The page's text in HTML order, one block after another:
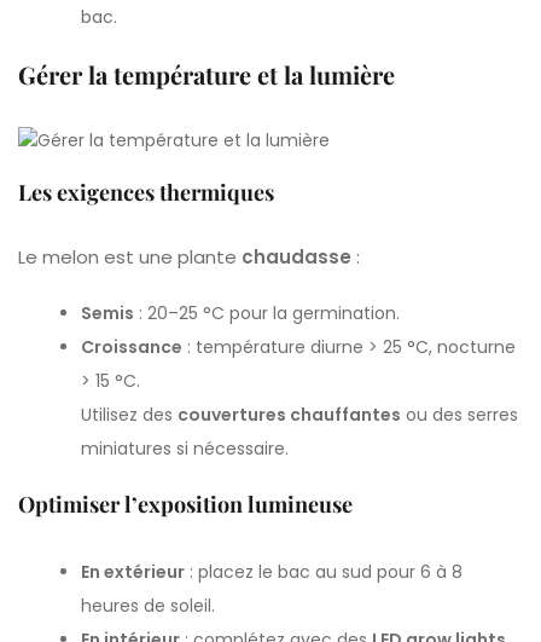
bac.
Gérer la température et la lumière
Les exigences thermiques
Le melon est une plante chaudasse :
Semis : 20–25 °C pour la germination.
Croissance : température diurne > 25 °C, nocturne
> 15 °C.
Utilisez des couvertures chauffantes ou des serres
miniatures si nécessaire.
Optimiser l’exposition lumineuse
En extérieur : placez le bac au sud pour 6 à 8
heures de soleil.